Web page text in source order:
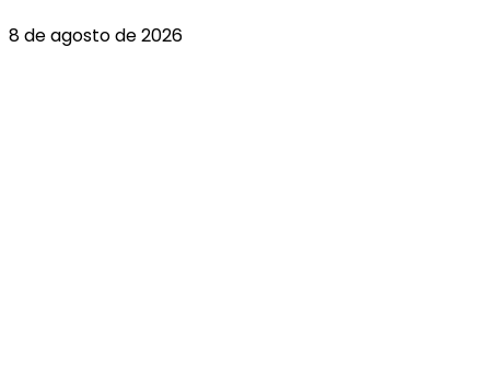
8 de agosto de 2026